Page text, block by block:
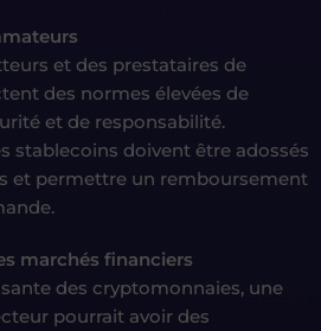
et des prestataires de
des normes élevées de
et de responsabilité.
stablecoins doivent être adossés
et permettre un remboursement
marchés financiers
des cryptomonnaies, une
pourrait avoir des